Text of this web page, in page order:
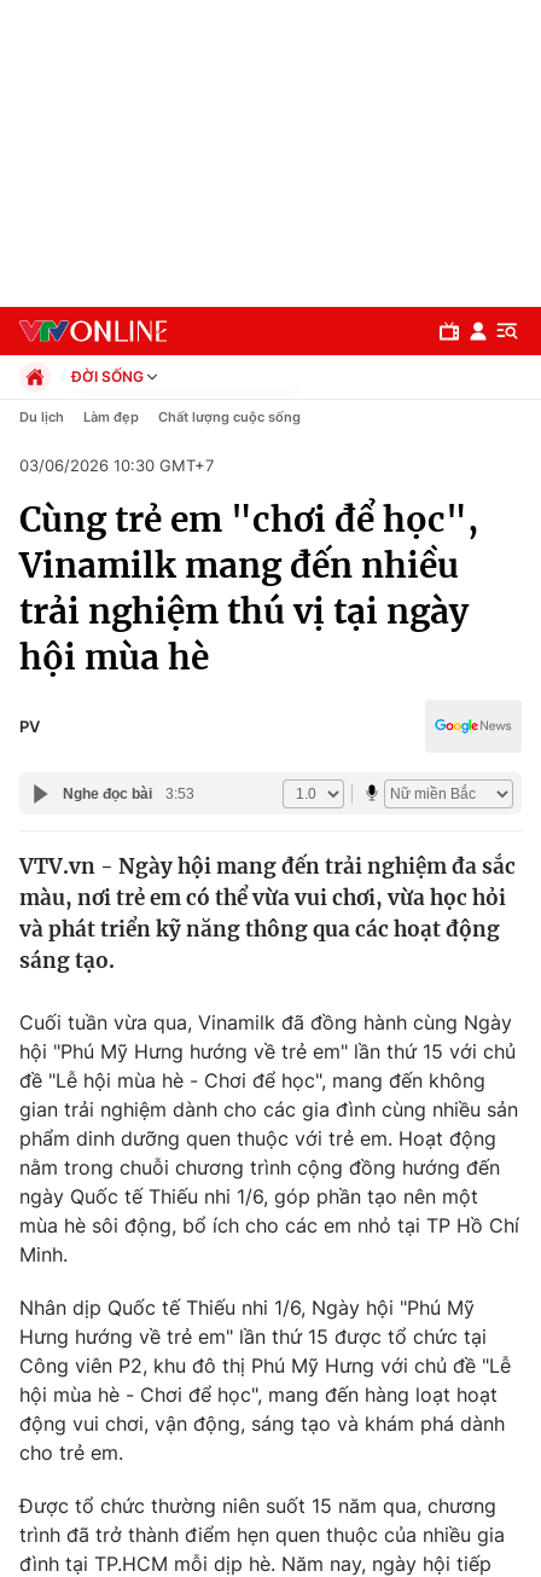
Chuyên mục
Chính trị
Xã hội
Tin tức
Thế giới đó đây
Câu chuyện quốc tế
Kinh tế
Tài chính
Góc doanh nghiệp
Dữ liệu và đời sống
Truyền hình
Phim VTV
Hậu trường
Nhân vật
Khán giả
Giải trí
Điện ảnh
Âm nhạc
Sao
Đời sống
Du lịch
Chất lượng cuộc sống
Giáo dục
Tuyển sinh
Học trực tuyến
Công nghệ
Hitech Công nghệ tương lai
Sản phẩm
Thị trường
Tư vấn
Giao lưu trực tuyến
Lịch phát sóng
Chuyên mục khác
ĐỜI SỐNG
Chính trị
Pháp luật
Kinh tế
Thể thao
Truyền hình
Văn hóa - Giải trí
Y tế
Đời sống
Du lịch Làm đẹp Chất lượng cuộc sống
03/06/2026 10:30 GMT+7
Cùng trẻ em "chơi để học",
Vinamilk mang đến nhiều
trải nghiệm thú vị tại ngày
hội mùa hè
PV
Nghe đọc bài 3:53
VTV.vn - Ngày hội mang đến trải nghiệm đa sắc
màu, nơi trẻ em có thể vừa vui chơi, vừa học hỏi
và phát triển kỹ năng thông qua các hoạt động
sáng tạo.
Cuối tuần vừa qua, Vinamilk đã đồng hành cùng Ngày
hội "Phú Mỹ Hưng hướng về trẻ em" lần thứ 15 với chủ
đề "Lễ hội mùa hè - Chơi để học", mang đến không
gian trải nghiệm dành cho các gia đình cùng nhiều sản
phẩm dinh dưỡng quen thuộc với trẻ em. Hoạt động
nằm trong chuỗi chương trình cộng đồng hướng đến
ngày Quốc tế Thiếu nhi 1/6, góp phần tạo nên một
mùa hè sôi động, bổ ích cho các em nhỏ tại TP Hồ Chí
Minh.
Nhân dịp Quốc tế Thiếu nhi 1/6, Ngày hội "Phú Mỹ
Hưng hướng về trẻ em" lần thứ 15 được tổ chức tại
Công viên P2, khu đô thị Phú Mỹ Hưng với chủ đề "Lễ
hội mùa hè - Chơi để học", mang đến hàng loạt hoạt
động vui chơi, vận động, sáng tạo và khám phá dành
cho trẻ em.
Được tổ chức thường niên suốt 15 năm qua, chương
trình đã trở thành điểm hẹn quen thuộc của nhiều gia
đình tại TP.HCM mỗi dịp hè. Năm nay, ngày hội tiếp